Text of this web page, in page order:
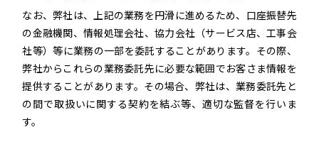
なお、弊社は、上記の業務を円滑に進めるため、口座振替先
の金融機関、情報処理会社、協力会社（サービス店、工事会
社等）等に業務の一部を委託することがあります。その際、
弊社からこれらの業務委託先に必要な範囲でお客さま情報を
提供することがあります。その場合、弊社は、業務委託先と
の間で取扱いに関する契約を結ぶ等、適切な監督を行いま
す。